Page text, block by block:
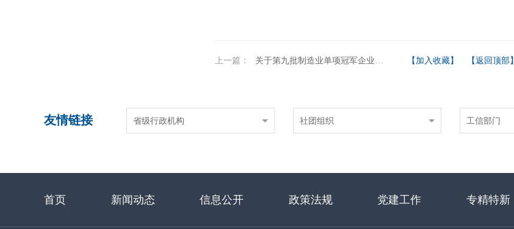
上一篇： 关于第九批制造业单项冠军企业和复核通过第三批、第六批制造业单项冠军企业名单的公示 【加入收藏】 【返回顶部】
友情链接 省级行政机构 社团组织 工信部门
首页 新闻动态 信息公开 政策法规 党建工作 专精特新